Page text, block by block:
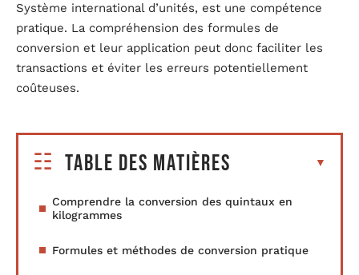
Système international d’unités, est une compétence
pratique. La compréhension des formules de
conversion et leur application peut donc faciliter les
transactions et éviter les erreurs potentiellement
coûteuses.
Table des matières
Comprendre la conversion des quintaux en
kilogrammes
Formules et méthodes de conversion pratique